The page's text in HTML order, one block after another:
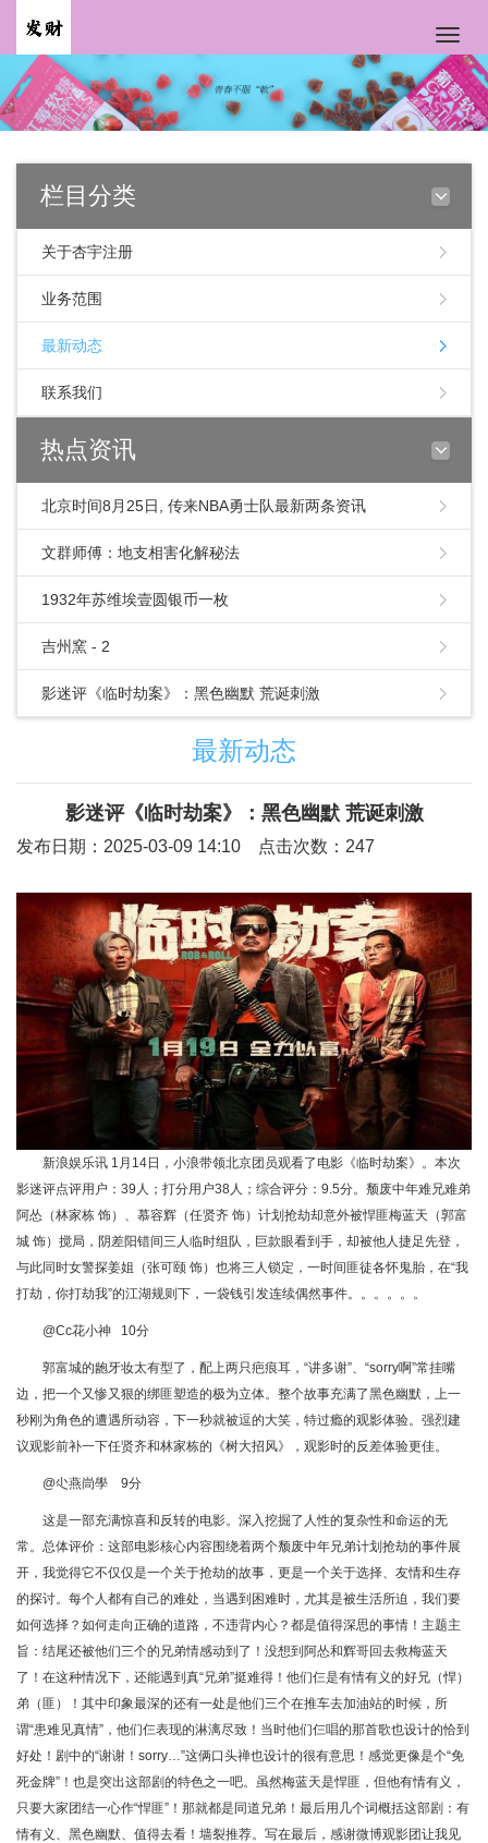
Toggle
栏目分类
关于杏宇注册
业务范围
最新动态
联系我们
热点资讯
北京时间8月25日, 传来NBA勇士队最新两条资讯
文群师傅：地支相害化解秘法
1932年苏维埃壹圆银币一枚
吉州窯 - 2
影迷评《临时劫案》：黑色幽默 荒诞刺激
最新动态
影迷评《临时劫案》：黑色幽默 荒诞刺激
发布日期：2025-03-09 14:10 点击次数：247
新浪娱乐讯 1月14日，小浪带领北京团员观看了电影《临时劫案》。本次
影迷评点评用户：39人；打分用户38人；综合评分：9.5分。颓废中年难兄难弟
阿怂（林家栋 饰）、慕容辉（任贤齐 饰）计划抢劫却意外被悍匪梅蓝天（郭富
城 饰）搅局，阴差阳错间三人临时组队，巨款眼看到手，却被他人捷足先登，
与此同时女警探姜姐（张可颐 饰）也将三人锁定，一时间匪徒各怀鬼胎，在“我
打劫，你打劫我”的江湖规则下，一袋钱引发连续偶然事件。。。。。。
@Cc花小神 10分
郭富城的龅牙妆太有型了，配上两只疤痕耳，“讲多谢”、“sorry啊”常挂嘴
边，把一个又惨又狠的绑匪塑造的极为立体。整个故事充满了黑色幽默，上一
秒刚为角色的遭遇所动容，下一秒就被逗的大笑，特过瘾的观影体验。强烈建
议观影前补一下任贤齐和林家栋的《树大招风》，观影时的反差体验更佳。
@尐燕峝學 9分
这是一部充满惊喜和反转的电影。深入挖掘了人性的复杂性和命运的无
常。总体评价：这部电影核心内容围绕着两个颓废中年兄弟计划抢劫的事件展
开，我觉得它不仅仅是一个关于抢劫的故事，更是一个关于选择、友情和生存
的探讨。每个人都有自己的难处，当遇到困难时，尤其是被生活所迫，我们要
如何选择？如何走向正确的道路，不违背内心？都是值得深思的事情！主题主
旨：结尾还被他们三个的兄弟情感动到了！没想到阿怂和辉哥回去救梅蓝天
了！在这种情况下，还能遇到真“兄弟”挺难得！他们仨是有情有义的好兄（悍）
弟（匪）！其中印象最深的还有一处是他们三个在推车去加油站的时候，所
谓“患难见真情”，他们仨表现的淋漓尽致！当时他们仨唱的那首歌也设计的恰到
好处！剧中的“谢谢！sorry…”这俩口头禅也设计的很有意思！感觉更像是个“免
死金牌”！也是突出这部剧的特色之一吧。虽然梅蓝天是悍匪，但他有情有义，
只要大家团结一心作“悍匪”！那就都是同道兄弟！最后用几个词概括这部剧：有
情有义、黑色幽默、值得去看！墙裂推荐。写在最后，感谢微博观影团让我见